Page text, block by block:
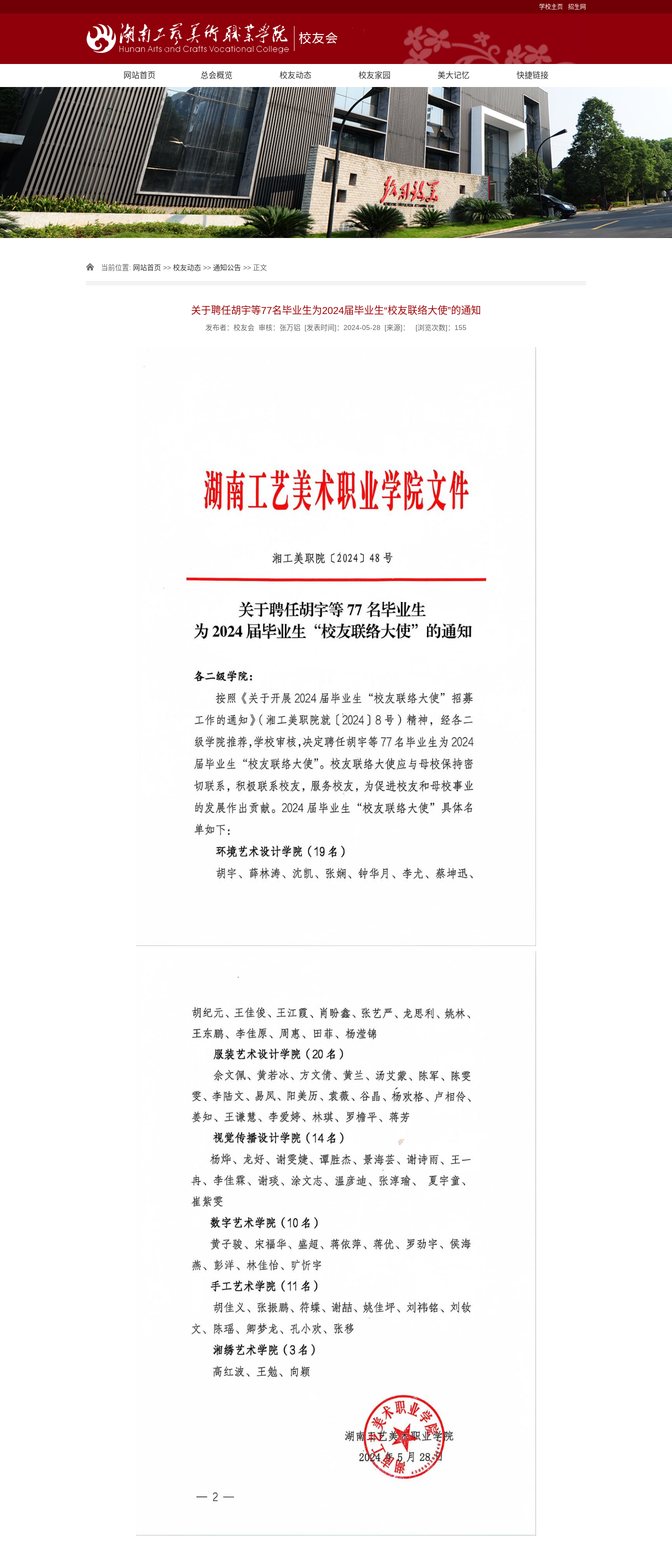
学校主页 招生网
网站首页 总会概览 校友动态 校友家园 美大记忆 快捷链接
当前位置: 网站首页 >> 校友动态 >> 通知公告 >> 正文
关于聘任胡宇等77名毕业生为2024届毕业生“校友联络大使”的通知
发布者：校友会 审核：张万铝 [发表时间]：2024-05-28 [来源]： [浏览次数]： 155